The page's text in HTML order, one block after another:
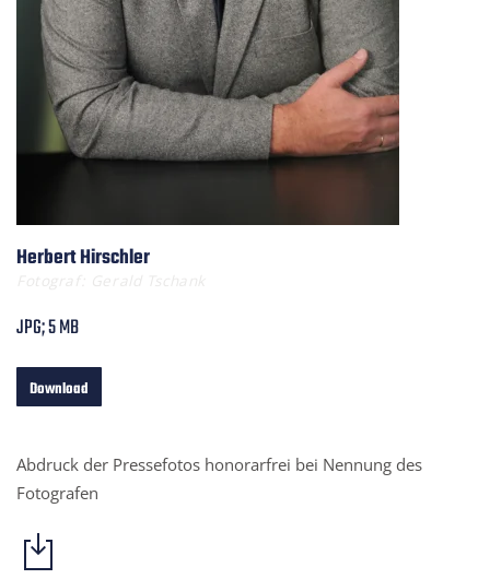
Herbert Hirschler
Fotograf: Gerald Tschank
JPG; 5 MB
Download
Abdruck der Pressefotos honorarfrei bei Nennung des
Fotografen